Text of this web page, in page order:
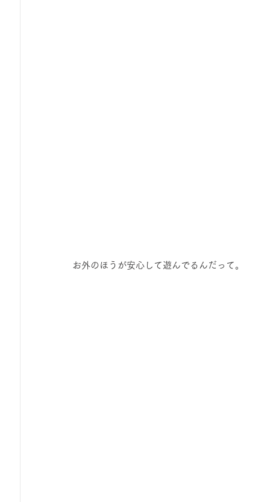
お外のほうが安心して遊んでるんだって。